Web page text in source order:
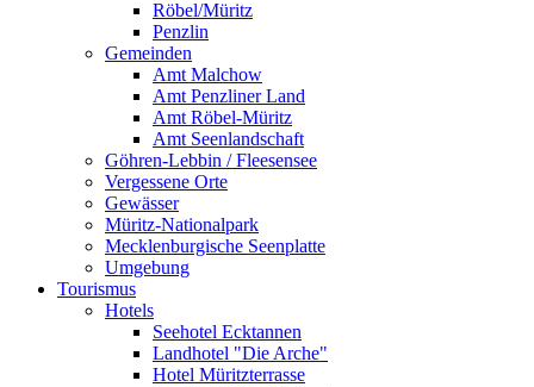
Röbel/Müritz
Penzlin
Gemeinden
Amt Malchow
Amt Penzliner Land
Amt Röbel-Müritz
Amt Seenlandschaft
Göhren-Lebbin / Fleesensee
Vergessene Orte
Gewässer
Müritz-Nationalpark
Mecklenburgische Seenplatte
Umgebung
Tourismus
Hotels
Seehotel Ecktannen
Landhotel "Die Arche"
Hotel Müritzterrasse